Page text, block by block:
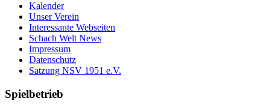
Kalender
Unser Verein
Interessante Webseiten
Schach Welt News
Impressum
Datenschutz
Satzung NSV 1951 e.V.
Spielbetrieb